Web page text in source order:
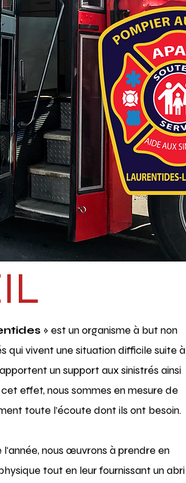
» est un organisme à but non
qui vivent une situation difficile suite à
un support aux sinistrés ainsi
effet, nous sommes en mesure de
toute l’écoute dont ils ont besoin.
nous œuvrons à prendre en
tout en leur fournissant un abri